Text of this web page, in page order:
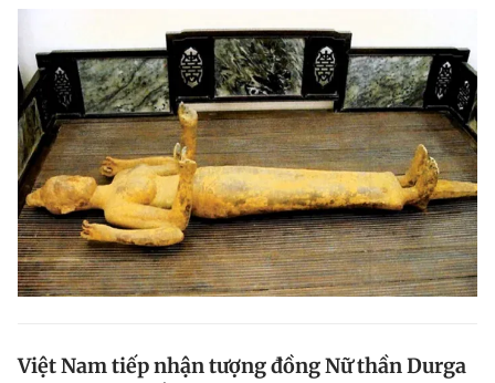
Việt Nam tiếp nhận tượng đồng Nữ thần Durga